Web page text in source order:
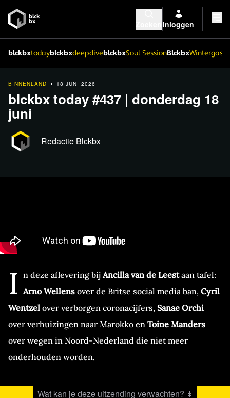
Inloggen
blckbxtodayblckbxdeepdiveblckbxSoul SessionBlckbx
BINNENLAND 18 JUNI 2026
blckbx today #437 | donderdag 18
juni
Redactie Blckbx
I n deze aflevering bij Ancilla van de Leestaan tafel:
Arno Wellens over de Britse social media ban, Cyril
Wentzel over verborgen coronacijfers, Sanae Orchi
over verhuizingen naar Marokko en Toine Manders
over wegen in Noord-Nederland die niet meer
onderhouden worden.
Wat kan je deze uitzending verwachten? ↡